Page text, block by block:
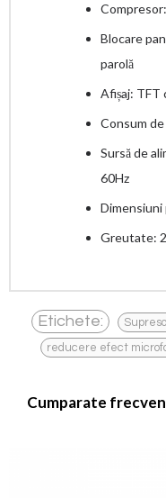
Blocare
parolă
Afișaj: TFT
Consum
Sursă de
60Hz
Dimensiuni
Greutate:
Etichete:
reducere efect
Cumparate